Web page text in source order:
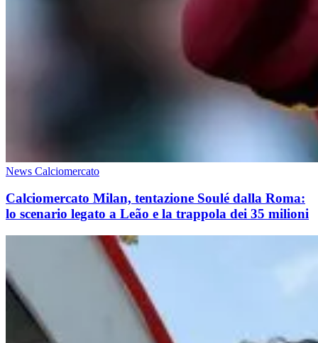
News Calciomercato
Calciomercato Milan, tentazione Soulé dalla Roma:
lo scenario legato a Leão e la trappola dei 35 milioni